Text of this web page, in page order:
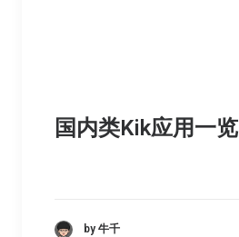
国内类Kik应用一览
by 牛千